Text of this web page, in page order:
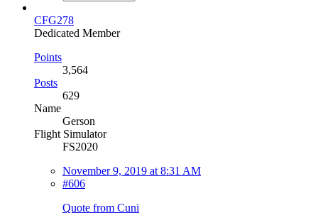
CFG278
Dedicated Member
Points
3,564
Posts
629
Name
Gerson
Flight Simulator
FS2020
November 9, 2019 at 8:31 AM
#606
Quote from Cuni